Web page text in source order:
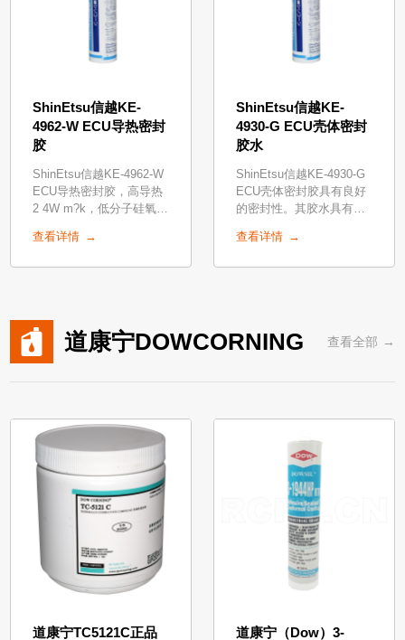
ShinEtsu信越KE-
4962-W ECU导热密封
胶
ShinEtsu信越KE-4962-W
ECU导热密封胶，高导热
2 4W m?k，低分子硅氧烷
发，不易造成电器短路
查看详情
ShinEtsu信越KE-
4930-G ECU壳体密封
胶水
ShinEtsu信越KE-4930-G
ECU壳体密封胶具有良好
的密封性。其胶水具有固
壳体有良好的粘接力。密
查看详情
道康宁DOWCORNING 查看全部
道康宁TC5121C正品 道康宁（Dow）3-